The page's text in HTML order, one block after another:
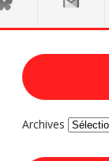
Archives